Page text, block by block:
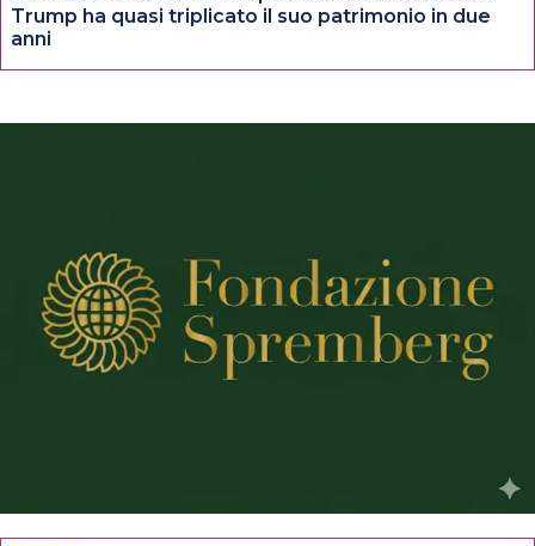
Trump ha quasi triplicato il suo patrimonio in due
anni